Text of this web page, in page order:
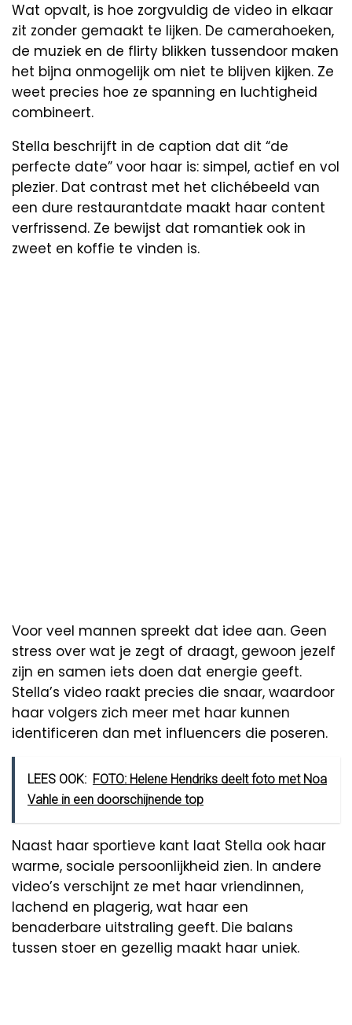
Wat opvalt, is hoe zorgvuldig de video in elkaar
zit zonder gemaakt te lijken. De camerahoeken,
de muziek en de flirty blikken tussendoor maken
het bijna onmogelijk om niet te blijven kijken. Ze
weet precies hoe ze spanning en luchtigheid
combineert.
Stella beschrijft in de caption dat dit “de
perfecte date” voor haar is: simpel, actief en vol
plezier. Dat contrast met het clichébeeld van
een dure restaurantdate maakt haar content
verfrissend. Ze bewijst dat romantiek ook in
zweet en koffie te vinden is.
Voor veel mannen spreekt dat idee aan. Geen
stress over wat je zegt of draagt, gewoon jezelf
zijn en samen iets doen dat energie geeft.
Stella’s video raakt precies die snaar, waardoor
haar volgers zich meer met haar kunnen
identificeren dan met influencers die poseren.
LEES OOK: FOTO: Helene Hendriks deelt foto met Noa
Vahle in een doorschijnende top
Naast haar sportieve kant laat Stella ook haar
warme, sociale persoonlijkheid zien. In andere
video’s verschijnt ze met haar vriendinnen,
lachend en plagerig, wat haar een
benaderbare uitstraling geeft. Die balans
tussen stoer en gezellig maakt haar uniek.